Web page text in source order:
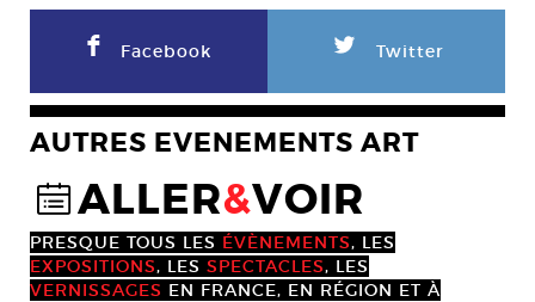
F Facebook L Twitter
AUTRES EVENEMENTS ART
@ALLER&VOIR
PRESQUE TOUS LES ÉVÈNEMENTS, LES
EXPOSITIONS, LES SPECTACLES, LES
VERNISSAGES EN FRANCE, EN RÉGION ET À